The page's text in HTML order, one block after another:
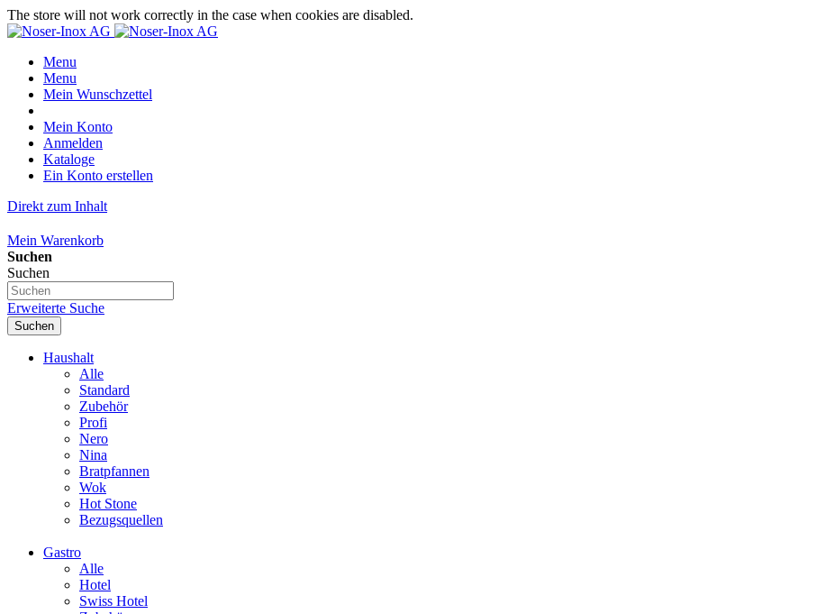
The store will not work correctly in the case when cookies are disabled.
Menu
Menu
Mein Wunschzettel
Mein Konto
Anmelden
Kataloge
Ein Konto erstellen
Direkt zum Inhalt
Mein Warenkorb
Suchen
Suchen
Erweiterte Suche
Suchen
Haushalt
Alle
Standard
Zubehör
Profi
Nero
Nina
Bratpfannen
Wok
Hot Stone
Bezugsquellen
Gastro
Alle
Hotel
Swiss Hotel